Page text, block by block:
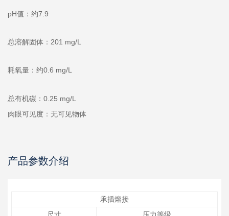
pH值：约7.9
总溶解固体：201 mg/L
耗氧量：约0.6 mg/L
总有机碳：0.25 mg/L
肉眼可见度：无可见物体
产品参数介绍
承插熔接
尺寸
压力等级